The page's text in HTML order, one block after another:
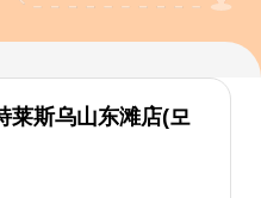
莱斯乌山东滩店(모